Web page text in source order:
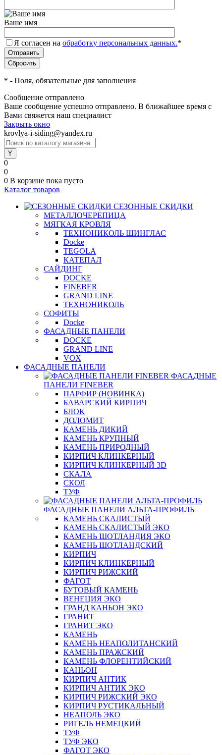
Ваше имя
Я согласен на обработку персональных данных.*
* - Поля, обязательные для заполнения
Сообщение отправлено
Ваше сообщение успешно отправлено. В ближайшее время с
Вами свяжется наш специалист
Закрыть окно
krovlya-i-siding@yandex.ru
0
0
0 В корзине пока пусто
Каталог товаров
СЕЗОННЫЕ СКИДКИ
МЕТАЛЛОЧЕРЕПИЦА
МЯГКАЯ КРОВЛЯ
ТЕХНОНИКОЛЬ ШИНГЛАС
Docke
TEGOLA
КАТЕПАЛ
САЙДИНГ
DOCKE
FINEBER
GRAND LINE
ТЕХНОНИКОЛЬ
СОФИТЫ
Docke
ФАСАДНЫЕ ПАНЕЛИ
DOCKE
GRAND LINE
VOX
ФАСАДНЫЕ ПАНЕЛИ
ФАСАДНЫЕ
ПАНЕЛИ FINEBER
ПАРФИР (НОВИНКА)
БАВАРСКИЙ КИРПИЧ
БЛОК
ДОЛОМИТ
КАМЕНЬ ДИКИЙ
КАМЕНЬ КРУПНЫЙ
КАМЕНЬ ПРИРОДНЫЙ
КИРПИЧ КЛИНКЕРНЫЙ
КИРПИЧ КЛИНКЕРНЫЙ 3D
СКАЛА
СКОЛ
ТУФ
ФАСАДНЫЕ ПАНЕЛИ АЛЬТА-ПРОФИЛЬ
КАМЕНЬ СКАЛИСТЫЙ
КАМЕНЬ СКАЛИСТЫЙ ЭКО
КАМЕНЬ ШОТЛАНДИЯ ЭКО
КАМЕНЬ ШОТЛАНДСКИЙ
КИРПИЧ
КИРПИЧ КЛИНКЕРНЫЙ
КИРПИЧ РИЖСКИЙ
ФАГОТ
БУТОВЫЙ КАМЕНЬ
ВЕНЕЦИЯ ЭКО
ГРАНД КАНЬОН ЭКО
ГРАНИТ
ГРАНИТ ЭКО
КАМЕНЬ
КАМЕНЬ НЕАПОЛИТАНСКИЙ
КАМЕНЬ ПРАЖСКИЙ
КАМЕНЬ ФЛОРЕНТИЙСКИЙ
КАНЬОН
КИРПИЧ АНТИК
КИРПИЧ АНТИК ЭКО
КИРПИЧ РИЖСКИЙ ЭКО
КИРПИЧ РУСТИКАЛЬНЫЙ
НЕАПОЛЬ ЭКО
РИГЕЛЬ НЕМЕЦКИЙ
ТУФ
ТУФ ЭКО
ФАГОТ ЭКО